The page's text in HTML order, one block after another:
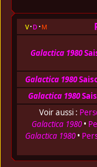
v d m
Galactica 1980
Galactica 1980
Galactica 1980
Voir aussi :
Galactica 1980•
Galactica 1980•